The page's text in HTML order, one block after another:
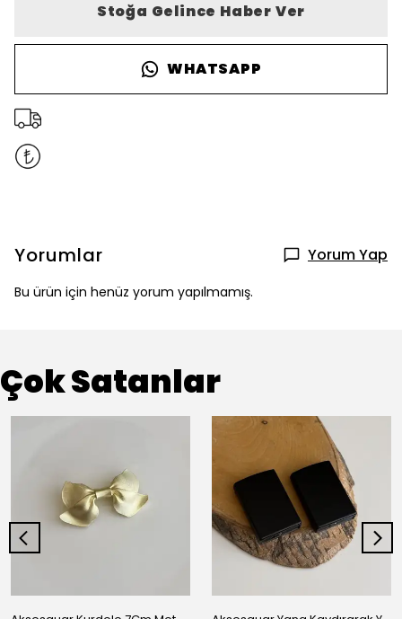
Stoğa Gelince Haber Ver
WHATSAPP
Yorumlar Yorum Yap
Bu ürün için henüz yorum yapılmamış.
Çok Satanlar